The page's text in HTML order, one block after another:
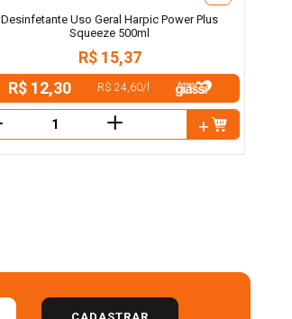
Desinfetante Uso Geral Harpic Power Plus
Squeeze 500ml
R$ 15,37
R$ 12,30
R$ 24,60/l
＋